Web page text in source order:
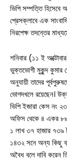
ভিপি সম্পত্তি হিসেবে
প্রেসক্লাবে এক
নিরপেক্ষ তদন্তের
শনিবার (১১ ই
ভুক্তভোগী মুকুন্দ কুমার
অনুযায়ী তাদের
ভোগদখলে রয়েছেন।
ভিপি ইজারা কেস নং
অফিস থেকে ৪ একর ৮৮
১ লাখ ৩৭ হাজার ৭৩৯
১৪৩২ সনে অন্য কিছু
অবৈধ বলে দাবি করেন